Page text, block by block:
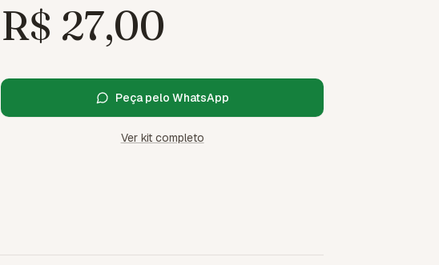
R$ 27,00
Peça pelo WhatsApp
Ver kit completo